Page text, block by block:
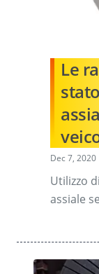
Le
Dec 7, 2020
Utilizzo
assiale